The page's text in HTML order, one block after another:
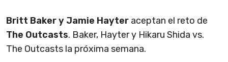
Britt Baker y Jamie Hayter aceptan el reto de
The Outcasts. Baker, Hayter y Hikaru Shida vs.
The Outcasts la próxima semana.